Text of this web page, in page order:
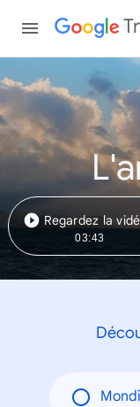
Regardez la
03:43